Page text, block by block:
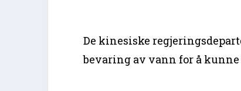
De kinesiske
bevaring av vann for å